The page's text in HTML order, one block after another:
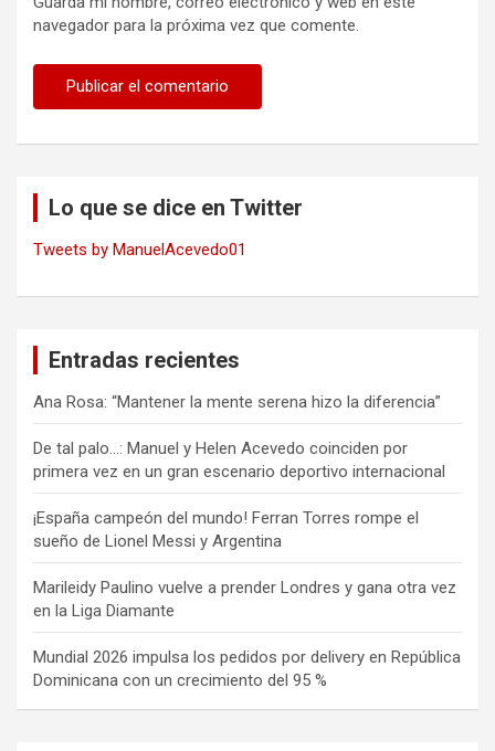
navegador para la próxima vez que comente.
Lo que se dice en Twitter
Tweets by ManuelAcevedo01
Entradas recientes
Ana Rosa: “Mantener la mente serena hizo la diferencia”
De tal palo…: Manuel y Helen Acevedo coinciden por
primera vez en un gran escenario deportivo internacional
¡España campeón del mundo! Ferran Torres rompe el
sueño de Lionel Messi y Argentina
Marileidy Paulino vuelve a prender Londres y gana otra vez
en la Liga Diamante
Mundial 2026 impulsa los pedidos por delivery en República
Dominicana con un crecimiento del 95 %